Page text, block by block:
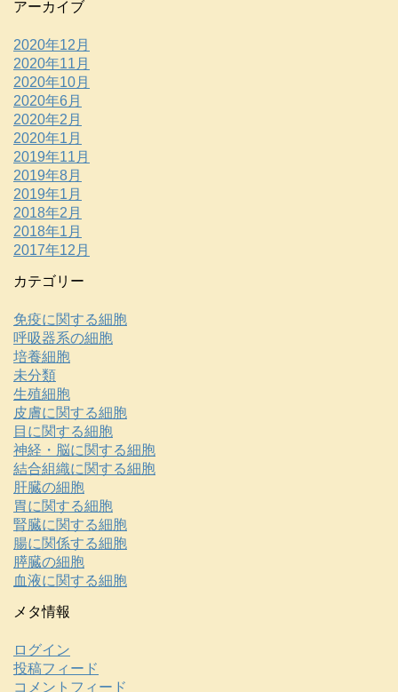
アーカイブ
2020年12月
2020年11月
2020年10月
2020年6月
2020年2月
2020年1月
2019年11月
2019年8月
2019年1月
2018年2月
2018年1月
2017年12月
カテゴリー
免疫に関する細胞
呼吸器系の細胞
培養細胞
未分類
生殖細胞
皮膚に関する細胞
目に関する細胞
神経・脳に関する細胞
結合組織に関する細胞
肝臓の細胞
胃に関する細胞
腎臓に関する細胞
腸に関係する細胞
膵臓の細胞
血液に関する細胞
メタ情報
ログイン
投稿フィード
コメントフィード